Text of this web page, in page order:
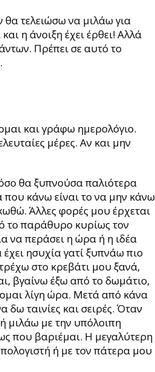
θα τελειώσω να μιλάω για
η άνοιξη έχει έρθει! Αλλά
Πρέπει σε αυτό το
και γράφω ημερολόγιο.
μέρες. Αν και μην
θα ξυπνούσα παλιότερα
κάνω είναι το να μην κάνω
Άλλες φορές μου έρχεται
το παράθυρο κυρίως τον
να περάσει η ώρα ή η ιδέα
ησυχία γατί ξυπνάω πιο
στο κρεβάτι μου ξανά,
βγαίνω έξω από το δωμάτιο,
λίγη ώρα. Μετά από κάνα
ταινίες και σειρές. Όταν
μιλάω με την υπόλοιπη
που βαριέμαι. Η μεγαλύτερη
ή με τον πάτερα μου